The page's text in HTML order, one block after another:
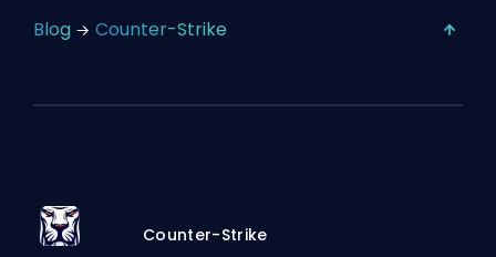
Blog Counter-Strike
Counter-Strike